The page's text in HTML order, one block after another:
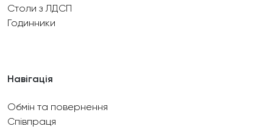
Столи з ЛДСП
Годинники
Навігація
Обмін та повернення
Співпраця